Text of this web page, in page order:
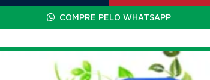
COMPRE PELO WHATSAPP